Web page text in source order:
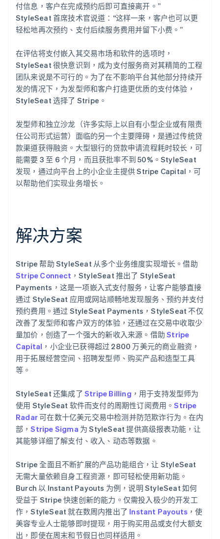
付信息，客户在完成预约后即可直接离开。”
StyleSeat 首席技术官说道：“这样一来，客户也可以更
轻松地再次预约、支付后续服务费用并留下小费。”
在评估将支付嵌入其交易市场和软件的选项时，
StyleSeat 很快意识到，成为支付服务商对其精简的工程
团队来说是不可行的。为了在不影响平台其他部分持续开
发的情况下，为发型师和客户打造更优质的支付体验，
StyleSeat 选择了 Stripe。
发型师和独立沙龙（许多实际上以自有小型企业或有限责
任公司形式运营）面临的另一个主要障碍，是通过传统贷
款渠道获得融资。大型银行的贷款申请流程耗时较长，可
能需要 3 至 6 个月，而且获批率不到 50%。StyleSeat
发现，通过向平台上的小企业主提供 Stripe Capital，可
以帮助他们实现业务增长。
解决方案
Stripe 帮助 StyleSeat 从多个业务维度实现增长。借助
Stripe Connect ，StyleSeat 推出了 StyleSeat
Payments，这是一项嵌入式支付服务，让客户能够直接
通过 StyleSeat 应用或网站顺畅地发现服务、预约并支付
预约费用。通过 StyleSeat Payments，StyleSeat 不仅
改善了发型师和客户双方的体验，还通过在交易中收取少
量加价，创造了一个强大的新收入来源。借助Stripe
Capital ，小企业已获得超过 2800 万美元的商业融资，
用于拓展经营空间、招聘发型师、购买产品和造型工具
等。
StyleSeat 还集成了 Stripe Billing ，用于支持发型师为
使用 StyleSeat 软件而支付的周期性订阅费用。Stripe
Radar可在数十亿美元交易中检测并防范欺诈行为。在内
部，Stripe Sigma 为 StyleSeat 提供高级报表功能，让
其能够详细了解支付、收入、动态等数据。
Stripe 全面且不断扩展的产品功能组合，让 StyleSeat
无需大量依赖自身工程资源，即可轻松使用新功能。
Burch 以 Instant Payouts 为例，说明 StyleSeat 如何
受益于 Stripe 快速创新的能力。仅需投入极少的开发工
作，StyleSeat 就在数周内推出了 Instant Payouts ，使
美容专业人士能够即时提现，用于购买用品或支付大额支
出，即使在周末和节假日也同样适用。